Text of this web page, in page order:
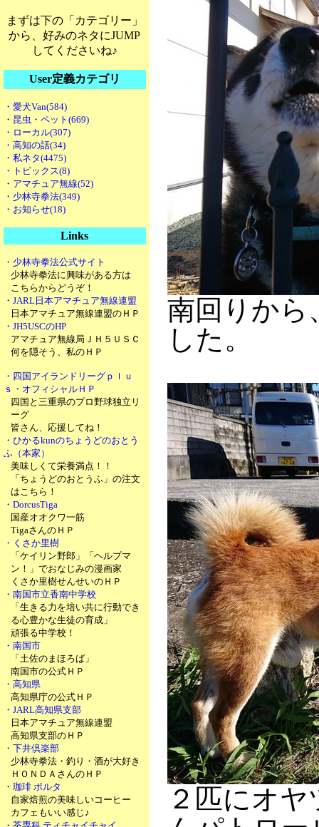
まずは下の「カテゴリー」
から、好みのネタにJUMP
してくださいね♪
User定義カテゴリ
・愛犬Van(584)
・昆虫・ペット(669)
・ローカル(307)
・高知の話(34)
・私ネタ(4475)
・トピックス(8)
・アマチュア無線(52)
・少林寺拳法(349)
・お知らせ(18)
Links
・少林寺拳法公式サイト
少林寺拳法に興味がある方は
こちらからどうぞ！
・JARL日本アマチュア無線連盟
日本アマチュア無線連盟のＨＰ
・JH5USCのHP
アマチュア無線局ＪＨ５ＵＳＣ
何を隠そう、私のＨＰ
・四国アイランドリーグｐｌｕ
ｓ・オフィシャルＨＰ
四国と三重県のプロ野球独立リ
ーグ
皆さん、応援してね！
・ひかるkunのちょうどのおとう
ふ（本家）
美味しくて栄養満点！！
「ちょうどのおとうふ」の注文
はこちら！
・DorcusTiga
国産オオクワ一筋
TigaさんのＨＰ
・くさか里樹
「ケイリン野郎」「ヘルプマ
ン！」でおなじみの漫画家
くさか里樹せんせいのＨＰ
・南国市立香南中学校
「生きる力を培い共に行動でき
る心豊かな生徒の育成」
頑張る中学校！
・南国市
「土佐のまほろば」
南国市の公式ＨＰ
・高知県
高知県庁の公式ＨＰ
・JARL高知県支部
日本アマチュア無線連盟
高知県支部のＨＰ
・下井倶楽部
少林寺拳法・釣り・酒が大好き
ＨＯＮＤＡさんのＨＰ
・珈琲 ポルタ
自家焙煎の美味しいコーヒー
カフェもいい感じ♪
南回りから
した。
２匹にオ